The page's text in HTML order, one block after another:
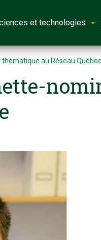
et technologies
au Réseau